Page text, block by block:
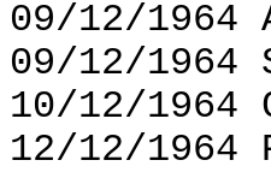
09/12/
09/12/1964
10/12/1964
12/12/1964